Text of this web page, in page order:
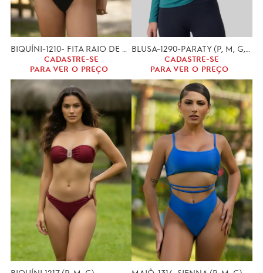
CADASTRE-SE
PARA VER O PREÇO
CADASTRE-SE
PARA VER O PREÇO